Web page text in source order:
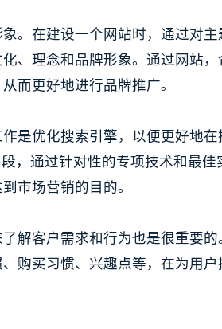
。在建设一个网站时，通过对
、理念和品牌形象。通过网站
而更好地进行品牌推广。
是优化搜索引擎，以便更好地
，通过针对性的专项技术和最
市场营销的目的。
解客户需求和行为也是很重要
购买习惯、兴趣点等，在为用